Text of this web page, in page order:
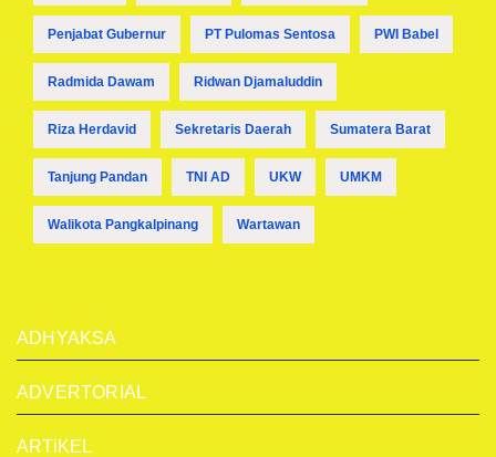
Penjabat Gubernur PT Pulomas Sentosa PWI Babel
Radmida Dawam Ridwan Djamaluddin
Riza Herdavid Sekretaris Daerah Sumatera Barat
Tanjung Pandan TNI AD UKW UMKM
Walikota Pangkalpinang Wartawan
ADHYAKSA
ADVERTORIAL
ARTiKEL